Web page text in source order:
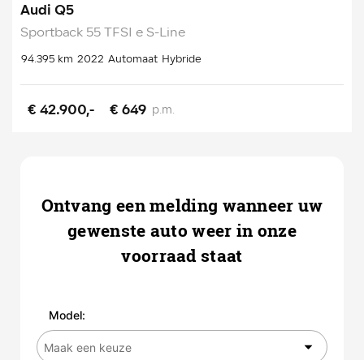
Audi Q5
Sportback 55 TFSI e S-Line
94.395 km 2022 Automaat Hybride
€ 42.900,- € 649 p.m.
Ontvang een melding wanneer uw
gewenste auto weer in onze
voorraad staat
Model: